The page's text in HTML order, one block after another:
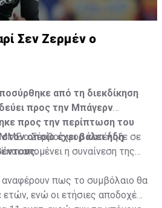
Σεν Ζερμέν ο
από τη διεκδίκηση
προς την Μπάγερν
προς την περίπτωση του
οποίο έχει βάλει ήδη
ο Σέρβος φορ κατέληξε σε
απομένει η συναίνεση της
πως το συμβόλαιο θα
ετών, ενώ οι ετήσιες αποδοχές